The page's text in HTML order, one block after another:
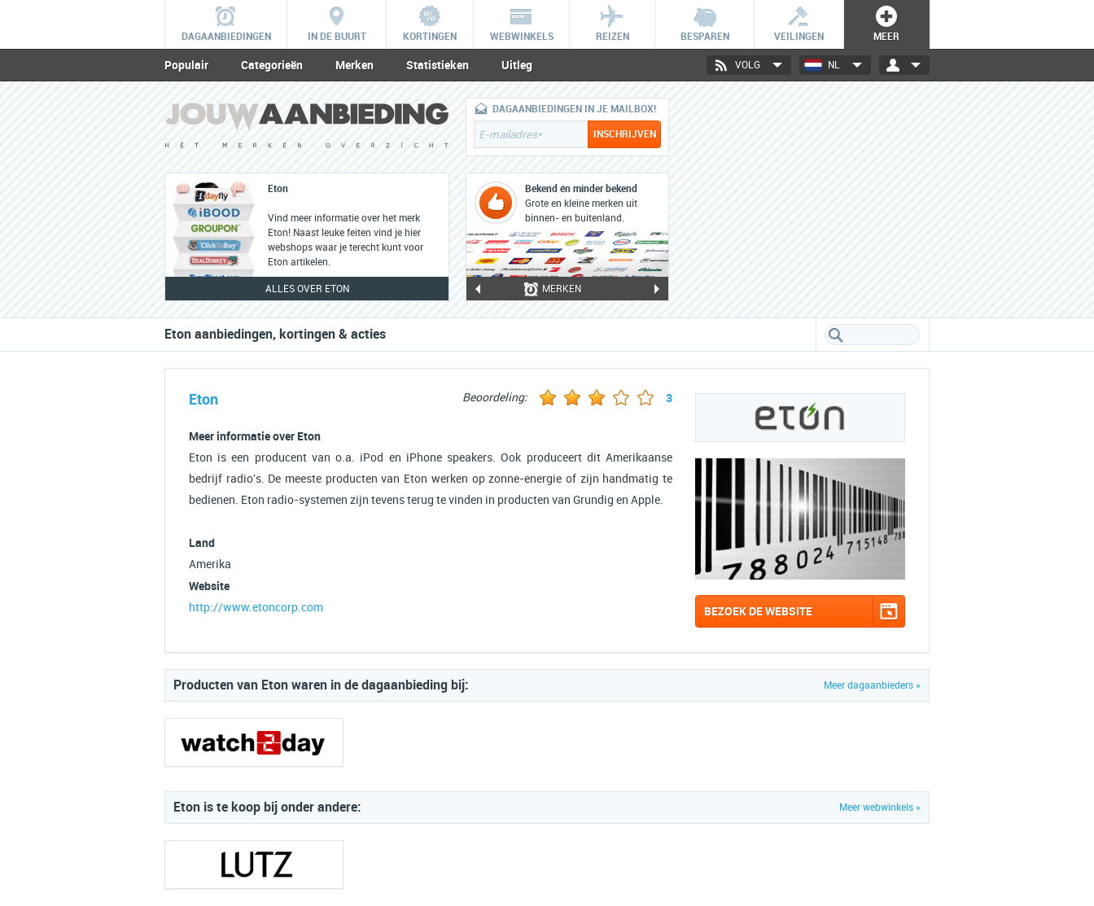
DAGAANBIEDINGEN IN DE BUURT KORTINGEN WEBWINKELS REIZEN BESPAREN VEILINGEN MEER
Populair Categorieën Merken Statistieken Uitleg NL
VOLG
Eton
Vind meer informatie over het merk
Eton! Naast leuke feiten vind je hier
webshops waar je terecht kunt voor
Eton artikelen.
ALLES OVER ETON
DAGAANBIEDINGEN IN JE MAILBOX!
Bekend én minder bekend
Grote en kleine merken uit
binnen- en buitenland.
MERKEN
Eton aanbiedingen, kortingen & acties
Eton Beoordeling: 3
Meer informatie over Eton
Eton is een producent van o.a. iPod en iPhone speakers. Ook produceert dit Amerikaanse
bedrijf radio's. De meeste producten van Eton werken op zonne-energie of zijn handmatig te
bedienen. Eton radio-systemen zijn tevens terug te vinden in producten van Grundig en Apple.
Land
Amerika
Website
http://www.etoncorp.com BEZOEK DE WEBSITE
Meer dagaanbieders »
Producten van Eton waren in de dagaanbieding bij:
Meer webwinkels »
Eton is te koop bij onder andere: